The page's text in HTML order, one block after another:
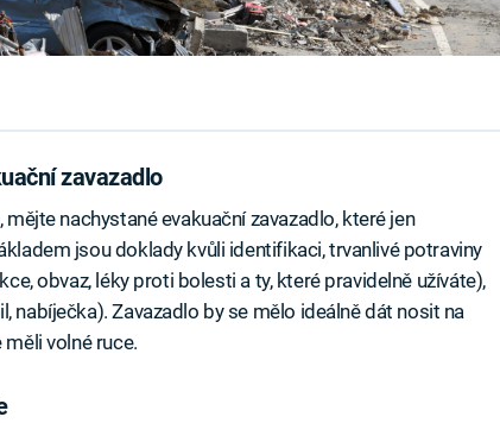
zavazadlo
nachystané evakuační zavazadlo, které jen
jsou doklady kvůli identifikaci, trvanlivé potraviny
obvaz, léky proti bolesti a ty, které pravidelně užíváte),
nabíječka). Zavazadlo by se mělo ideálně dát nosit na
volné ruce.